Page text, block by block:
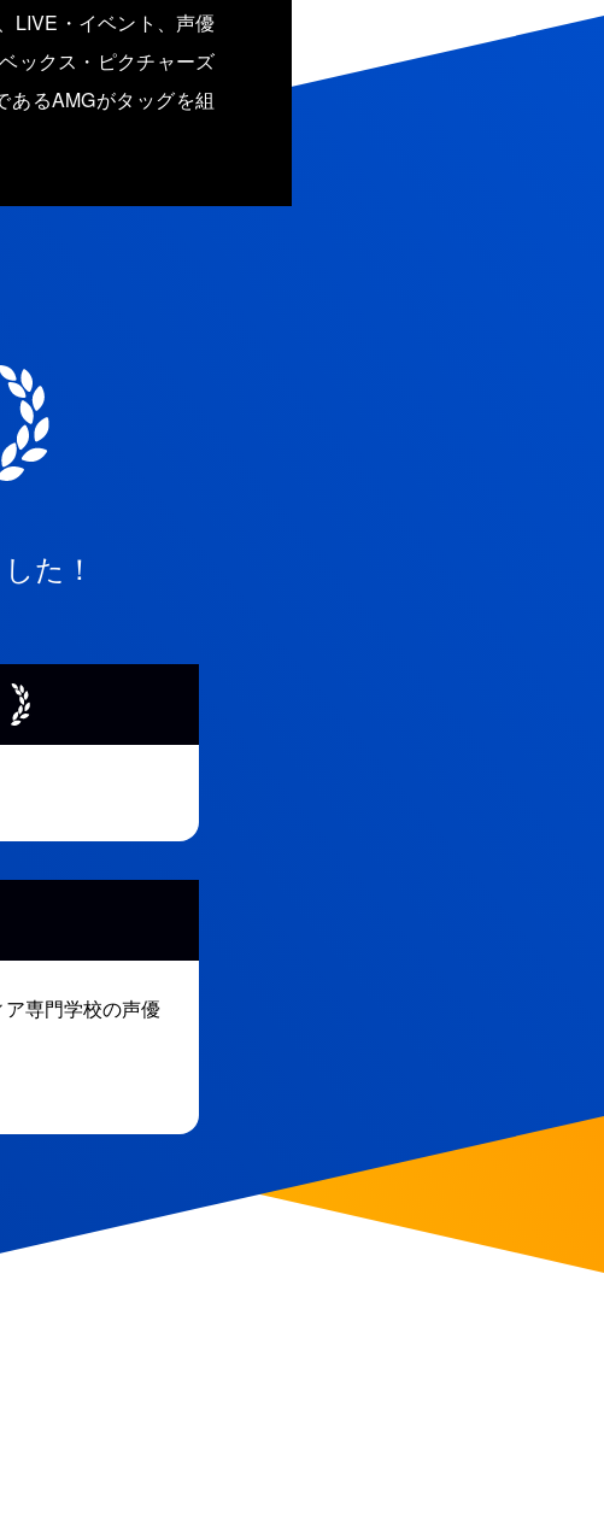
LIVE・イベント、声優
ックス・ピクチャーズ
るAMGがタッグを組
た！
専門学校の声優